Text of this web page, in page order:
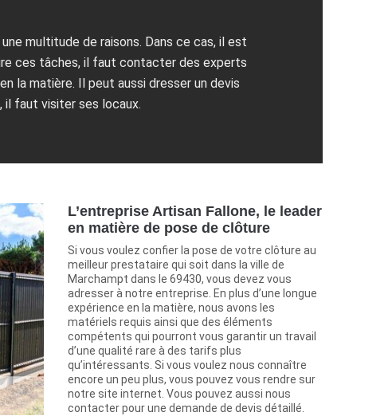
multitude de raisons. Dans ce cas, il est
ces tâches, il faut contacter des experts
la matière. Il peut aussi dresser un devis
faut visiter ses locaux.
L’entreprise Artisan Fallone, le leader
en matière de pose de clôture
Si vous voulez confier la pose de votre clôture au
meilleur prestataire qui soit dans la ville de
Marchampt dans le 69430, vous devez vous
adresser à notre entreprise. En plus d’une longue
expérience en la matière, nous avons les
matériels requis ainsi que des éléments
compétents qui pourront vous garantir un travail
d’une qualité rare à des tarifs plus
qu’intéressants. Si vous voulez nous connaître
encore un peu plus, vous pouvez vous rendre sur
notre site internet. Vous pouvez aussi nous
contacter pour une demande de devis détaillé.